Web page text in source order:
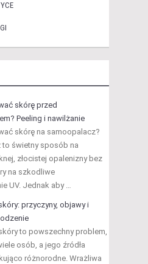
skórę przed
Peeling i nawilżanie
skórę na samoopalacz?
świetny sposób na
złocistej opalenizny bez
na szkodliwe
UV. Jednak aby …
przyczyny, objawy i
to powszechny problem,
osób, a jego źródła
różnorodne. Wrażliwa